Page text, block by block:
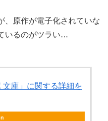
、原作が電子化されていな
いるのがツラい…
庫」に関する詳細を